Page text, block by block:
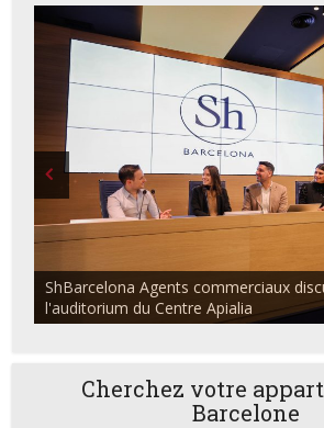
ShBarcelona Agents commerciaux
l'auditorium du Centre Apialia
Cherchez votre
Barcelone